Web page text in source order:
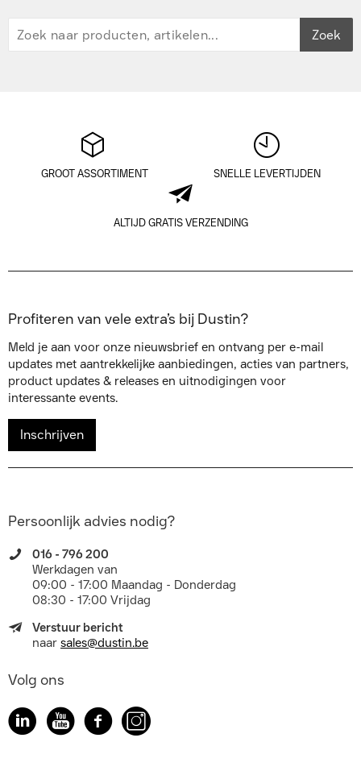
Zoek
GROOT ASSORTIMENT SNELLE LEVERTIJDEN
ALTIJD GRATIS VERZENDING
Profiteren van vele extra’s bij Dustin?
Meld je aan voor onze nieuwsbrief en ontvang per e-mail
updates met aantrekkelijke aanbiedingen, acties van partners,
product updates & releases en uitnodigingen voor
interessante events.
Inschrijven
Persoonlijk advies nodig?
016 - 796 200
Werkdagen van
09:00 - 17:00 Maandag - Donderdag
08:30 - 17:00 Vrijdag
Verstuur bericht
naar sales@dustin.be
Volg ons